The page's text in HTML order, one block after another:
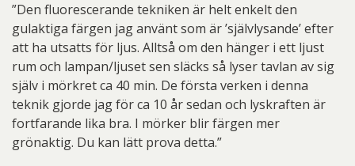
”Den fluorescerande tekniken är helt enkelt den
gulaktiga färgen jag använt som är ’självlysande’ efter
att ha utsatts för ljus. Alltså om den hänger i ett ljust
rum och lampan/ljuset sen släcks så lyser tavlan av sig
själv i mörkret ca 40 min. De första verken i denna
teknik gjorde jag för ca 10 år sedan och lyskraften är
fortfarande lika bra. I mörker blir färgen mer
grönaktig. Du kan lätt prova detta.”